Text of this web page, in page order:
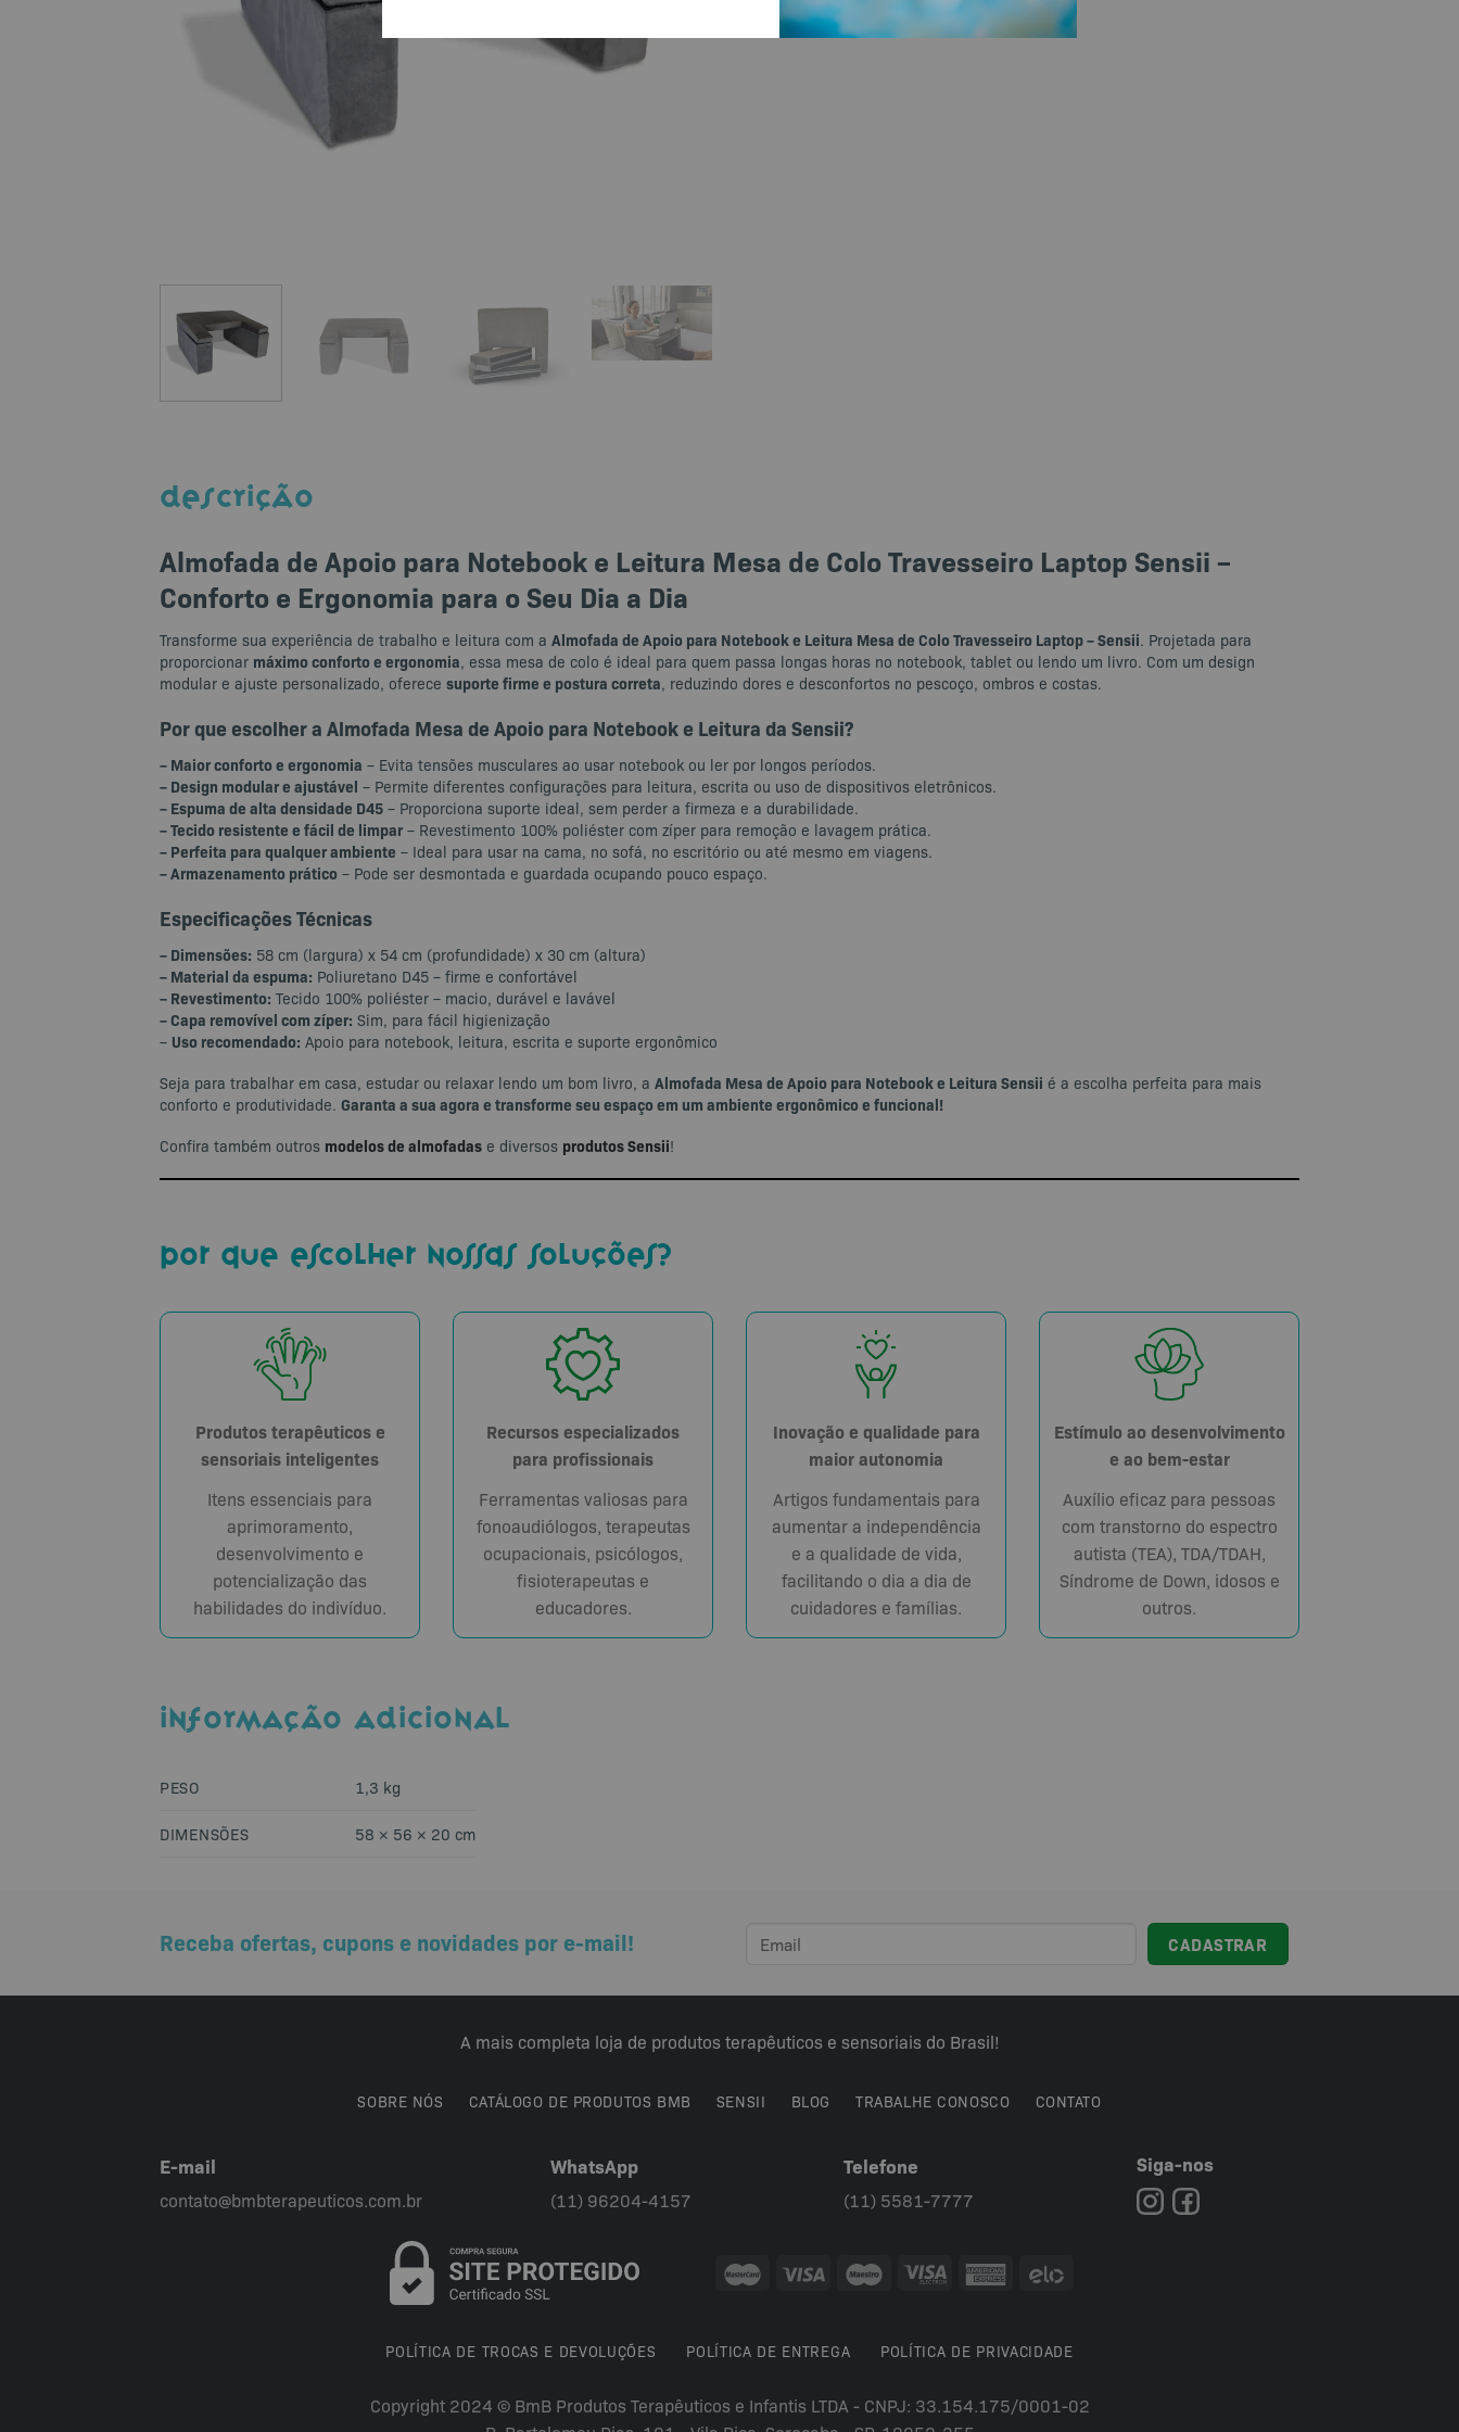
DESCRIÇÃO
Almofada de Apoio para Notebook e Leitura Mesa de Colo Travesseiro Laptop Sensii –
Conforto e Ergonomia para o Seu Dia a Dia
Transforme sua experiência de trabalho e leitura com a Almofada de Apoio para Notebook e Leitura Mesa de Colo Travesseiro Laptop – Sensii. Projetada para
proporcionar máximo conforto e ergonomia, essa mesa de colo é ideal para quem passa longas horas no notebook, tablet ou lendo um livro. Com um design
modular e ajuste personalizado, oferece suporte firme e postura correta, reduzindo dores e desconfortos no pescoço, ombros e costas.
Por que escolher a Almofada Mesa de Apoio para Notebook e Leitura da Sensii?
– Maior conforto e ergonomia – Evita tensões musculares ao usar notebook ou ler por longos períodos.
– Design modular e ajustável – Permite diferentes configurações para leitura, escrita ou uso de dispositivos eletrônicos.
– Espuma de alta densidade D45 – Proporciona suporte ideal, sem perder a firmeza e a durabilidade.
– Tecido resistente e fácil de limpar – Revestimento 100% poliéster com zíper para remoção e lavagem prática.
– Perfeita para qualquer ambiente – Ideal para usar na cama, no sofá, no escritório ou até mesmo em viagens.
– Armazenamento prático – Pode ser desmontada e guardada ocupando pouco espaço.
Especificações Técnicas
– Dimensões: 58 cm (largura) x 54 cm (profundidade) x 30 cm (altura)
– Material da espuma: Poliuretano D45 – firme e confortável
– Revestimento: Tecido 100% poliéster – macio, durável e lavável
– Capa removível com zíper: Sim, para fácil higienização
– Uso recomendado: Apoio para notebook, leitura, escrita e suporte ergonômico
Seja para trabalhar em casa, estudar ou relaxar lendo um bom livro, a Almofada Mesa de Apoio para Notebook e Leitura Sensii é a escolha perfeita para mais
conforto e produtividade. Garanta a sua agora e transforme seu espaço em um ambiente ergonômico e funcional!
Confira também outros modelos de almofadas e diversos produtos Sensii!
por que escolher nossas soluções?
Produtos terapêuticos e
sensoriais inteligentes
Itens essenciais para
aprimoramento,
desenvolvimento e
potencialização das
habilidades do indivíduo.
Recursos especializados
para profissionais
Ferramentas valiosas para
fonoaudiólogos, terapeutas
ocupacionais, psicólogos,
fisioterapeutas e
educadores.
Inovação e qualidade para
maior autonomia
Artigos fundamentais para
aumentar a independência
e a qualidade de vida,
facilitando o dia a dia de
cuidadores e famílias.
Estímulo ao desenvolvimento
e ao bem-estar
Auxílio eficaz para pessoas
com transtorno do espectro
autista (TEA), TDA/TDAH,
Síndrome de Down, idosos e
outros.
INFORMAÇÃO ADICIONAL
PESO 1,3 kg
DIMENSÕES 58 × 56 × 20 cm
Receba ofertas, cupons e novidades por e-mail!
A mais completa loja de produtos terapêuticos e sensoriais do Brasil!
SOBRE NÓS CATÁLOGO DE PRODUTOS BMB SENSII BLOG TRABALHE CONOSCO CONTATO
E-mail
contato@bmbterapeuticos.com.br
WhatsApp
(11) 96204-4157
Telefone
(11) 5581-7777
Siga-nos
POLÍTICA DE TROCAS E DEVOLUÇÕES POLÍTICA DE ENTREGA POLÍTICA DE PRIVACIDADE
Copyright 2024 © BmB Produtos Terapêuticos e Infantis LTDA - CNPJ: 33.154.175/0001-02